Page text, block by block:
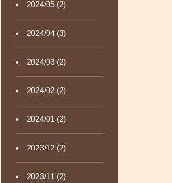
2024/05 (2)
2024/04 (3)
2024/03 (2)
2024/02 (2)
2024/01 (2)
2023/12 (2)
2023/11 (2)